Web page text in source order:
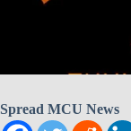
Spread MCU News